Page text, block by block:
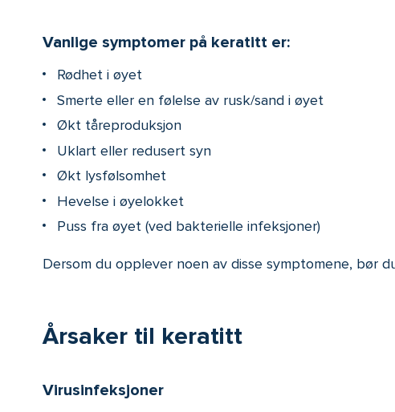
Vanlige symptomer på keratitt er:
Rødhet i øyet
Smerte eller en følelse av rusk/sand i øyet
Økt tåreproduksjon
Uklart eller redusert syn
Økt lysfølsomhet
Hevelse i øyelokket
Puss fra øyet (ved bakterielle infeksjoner)
Dersom du opplever noen av disse symptomene, bør
Årsaker til keratitt
Virusinfeksjoner